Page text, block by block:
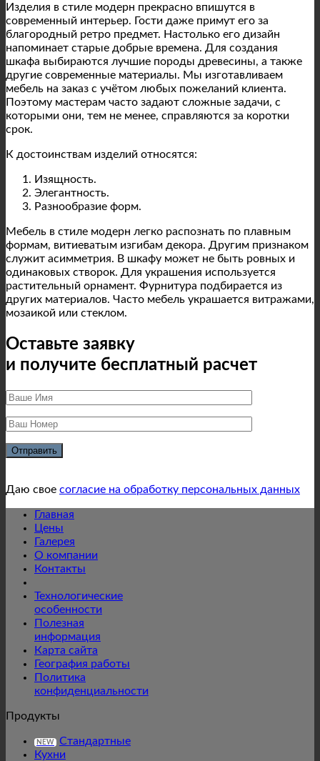
Изделия в стиле модерн прекрасно впишутся в
современный интерьер. Гости даже примут его за
благородный ретро предмет. Настолько его дизайн
напоминает старые добрые времена. Для создания
шкафа выбираются лучшие породы древесины, а также
другие современные материалы. Мы изготавливаем
мебель на заказ с учётом любых пожеланий клиента.
Поэтому мастерам часто задают сложные задачи, с
которыми они, тем не менее, справляются за коротки
срок.
К достоинствам изделий относятся:
Изящность.
Элегантность.
Разнообразие форм.
Мебель в стиле модерн легко распознать по плавным
формам, витиеватым изгибам декора. Другим признаком
служит асимметрия. В шкафу может не быть ровных и
одинаковых створок. Для украшения используется
растительный орнамент. Фурнитура подбирается из
других материалов. Часто мебель украшается витражами,
мозаикой или стеклом.
Оставьте заявку
и получите бесплатный расчет
Даю свое согласие на обработку персональных данных
Главная
Цены
Галерея
О компании
Контакты
Технологические
особенности
Полезная
информация
Карта сайта
География работы
Политика
конфиденциальности
Продукты
NEW
Стандартные
Кухни